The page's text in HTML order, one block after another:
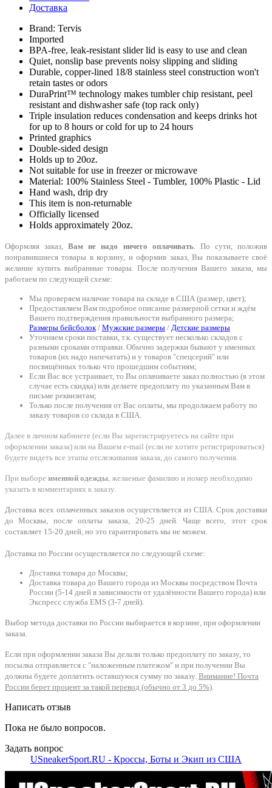
Доставка
Brand: Tervis
Imported
BPA-free, leak-resistant slider lid is easy to use and clean
Quiet, nonslip base prevents noisy slipping and sliding
Durable, copper-lined 18/8 stainless steel construction won't
retain tastes or odors
DuraPrint™️ technology makes tumbler chip resistant, peel
resistant and dishwasher safe (top rack only)
Triple insulation reduces condensation and keeps drinks hot
for up to 8 hours or cold for up to 24 hours
Printed graphics
Double-sided design
Holds up to 20oz.
Not suitable for use in freezer or microwave
Material: 100% Stainless Steel - Tumbler, 100% Plastic - Lid
Hand wash, drip dry
This item is non-returnable
Officially licensed
Holds approximately 20oz.
Оформляя заказ,Вам не надо ничего оплачивать. По сути, положив
понравившиеся товары в корзину, и оформив заказ, Вы показываете своё
желание купить выбранные товары. После получения Вашего заказа, мы
работаем по следующей схеме:
Мы проверяем наличие товара на складе в США (размер, цвет);
Предоставляем Вам подробное описание размерной сетки и ждём
Вашего подтверждения правильности выбранного размера;
Размеры бейсболок/ Мужские размеры / Детские размеры
Уточняем сроки поставки, т.к. существует несколько складов с
разными сроками отправки. Обычно задержки бывают у именных
товаров (их надо напечатать) и у товаров "спецсерий" или
посвящённых только что прошедшим событиям;
Если Вас все устраивает, то Вы оплачиваете заказ полностью (в этом
случае есть скидка) или делаете предоплату по указанным Вам в
письме реквизитам;
Только после получения от Вас оплаты, мы продолжаем работу по
заказу товаров со склада в США.
Далее в личном кабинете (если Вы зарегистрируетесь на сайте при
оформлении заказа) или на Вашем e-mail (если не хотите регистрироваться)
будете видеть все этапы отслеживания заказа, до самого получения.
При выборе именной одежды, желаемые фамилию и номер необходимо
указать в комментариях к заказу.
Доставка всех оплаченных заказов осуществляется из США. Срок доставки
до Москвы, после оплаты заказа, 20-25 дней. Чаще всего, этот срок
составляет 15-20 дней, но это гарантировать мы не можем.
Доставка по России осуществляется по следующей схеме:
Доставка товара до Москвы;
Доставка товара до Вашего города из Москвы посредством Почта
России (5-14 дней в зависимости от удалённости Вашего города) или
Экспресс служба EMS (3-7 дней).
Выбор метода доставки по России выбирается в корзине, при оформлении
заказа.
Если при оформлении заказа Вы делали только предоплату по заказу, то
посылка отправляется с "наложенным платежом" и при получении Вы
должны будете доплатить оставшуюся сумму по заказу. Внимание! Почта
России берет процент за такой перевод (обычно от 3 до 5%).
Написать отзыв
Пока не было вопросов.
Задать вопрос
USneakerSport.RU - Кроссы, Боты и Экип из США